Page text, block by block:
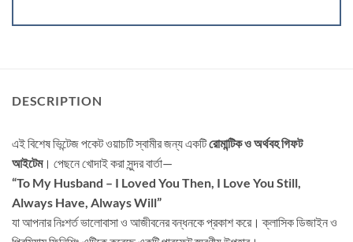
DESCRIPTION
এই বিশেষ ভিন্টেজ পকেট ওয়াচটি স্বামীর জন্য একটিরোমান্টিক ও অর্থবহ গিফট
আইটেম। পেছনে খোদাই করা সুন্দর বার্তা—
“To My Husband – I Loved You Then, I Love You Still,
Always Have, Always Will”
যা আপনার নিঃশর্ত ভালোবাসা ও আজীবনের বন্ধনকে প্রকাশ করে। ক্লাসিক ডিজাইন ও